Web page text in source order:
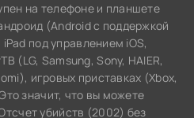
на телефоне и планшете
(Android с поддержкой
под управлением iOS,
(LG, Samsung, Sony, HAIER,
игровых приставках (Xbox,
значит, что вы можете
убийств (2002) без